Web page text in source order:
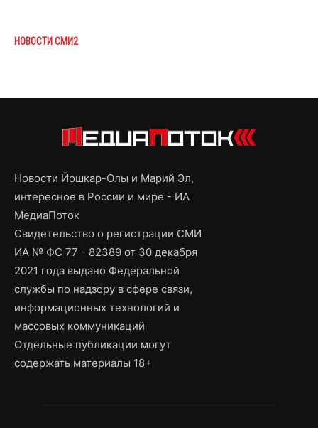
НОВОСТИ СМИ2
Новости Йошкар-Олы и Марий Эл,
интересное в России и мире - ИА
МедиаПоток
Свидетельство о регистрации СМИ
ИА № ФС 77 - 82389 от 30 декабря
2021 года выдано Федеральной
службы по надзору в сфере связи,
информационных технологий и
массовых коммуникаций
Отдельные публикации могут
содержать материалы 18+